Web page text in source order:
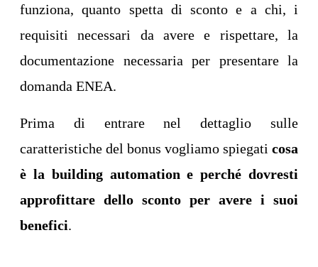
funziona, quanto spetta di sconto e a chi, i
requisiti necessari da avere e rispettare, la
documentazione necessaria per presentare la
domanda ENEA.
Prima di entrare nel dettaglio sulle
caratteristiche del bonus vogliamo spiegati cosa
è la building automation e perché dovresti
approfittare dello sconto per avere i suoi
benefici.